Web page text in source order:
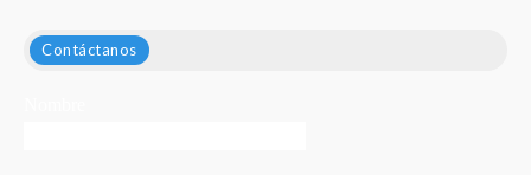
Contáctanos